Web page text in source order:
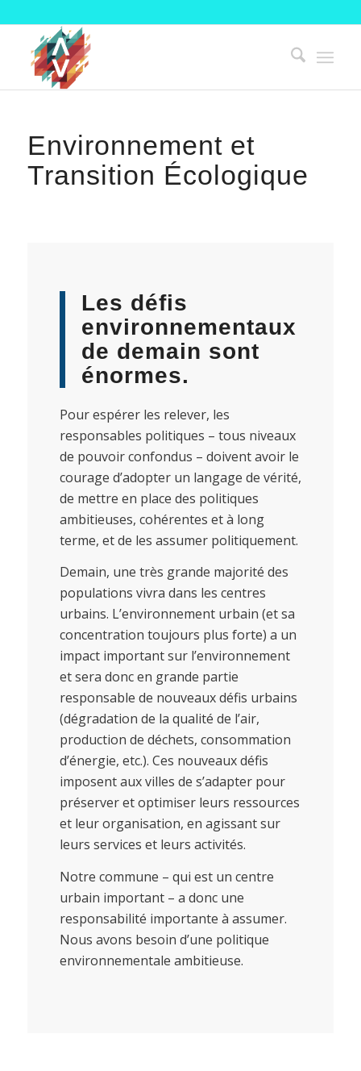
Environnement et
Transition Écologique
Les défis
environnementaux
de demain sont
énormes.
Pour espérer les relever, les
responsables politiques – tous niveaux
de pouvoir confondus – doivent avoir le
courage d’adopter un langage de vérité,
de mettre en place des politiques
ambitieuses, cohérentes et à long
terme, et de les assumer politiquement.
Demain, une très grande majorité des
populations vivra dans les centres
urbains. L’environnement urbain (et sa
concentration toujours plus forte) a un
impact important sur l’environnement
et sera donc en grande partie
responsable de nouveaux défis urbains
(dégradation de la qualité de l’air,
production de déchets, consommation
d’énergie, etc.). Ces nouveaux défis
imposent aux villes de s’adapter pour
préserver et optimiser leurs ressources
et leur organisation, en agissant sur
leurs services et leurs activités.
Notre commune – qui est un centre
urbain important – a donc une
responsabilité importante à assumer.
Nous avons besoin d’une politique
environnementale ambitieuse.